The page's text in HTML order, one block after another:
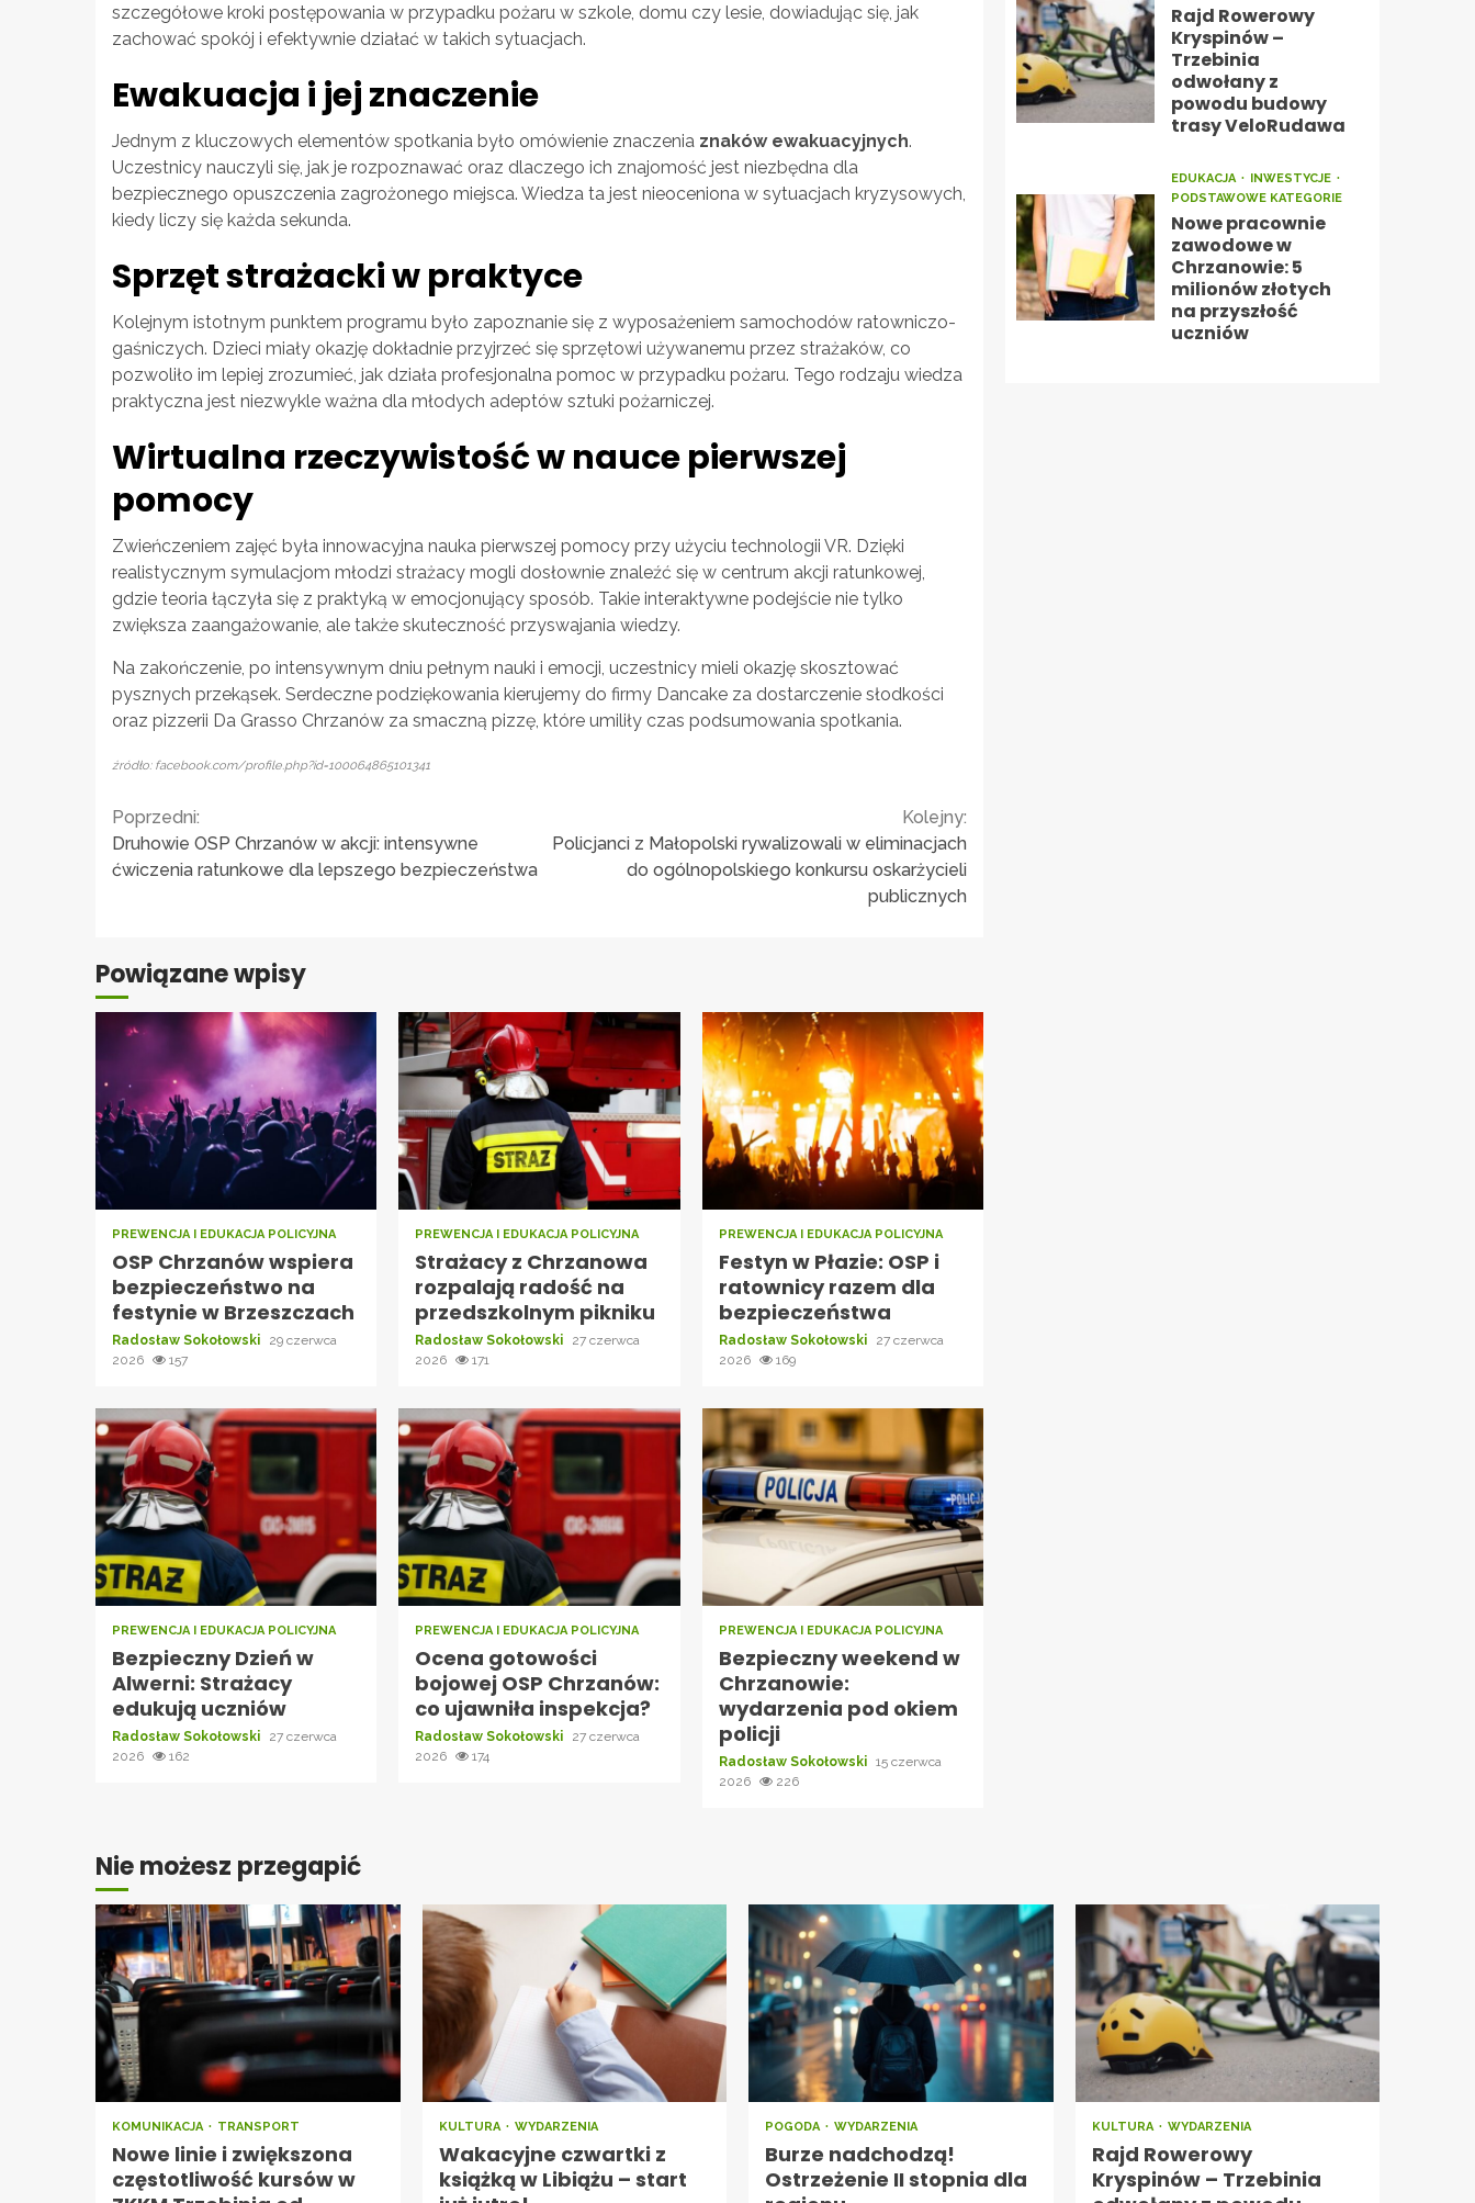
szczegółowe kroki postępowania w przypadku pożaru w szkole, domu czy lesie, dowiadując się, jak
zachować spokój i efektywnie działać w takich sytuacjach.
Ewakuacja i jej znaczenie
Jednym z kluczowych elementów spotkania było omówienie znaczenia znaków ewakuacyjnych.
Uczestnicy nauczyli się, jak je rozpoznawać oraz dlaczego ich znajomość jest niezbędna dla
bezpiecznego opuszczenia zagrożonego miejsca. Wiedza ta jest nieoceniona w sytuacjach kryzysowych,
kiedy liczy się każda sekunda.
Sprzęt strażacki w praktyce
Kolejnym istotnym punktem programu było zapoznanie się z wyposażeniem samochodów ratowniczo-
gaśniczych. Dzieci miały okazję dokładnie przyjrzeć się sprzętowi używanemu przez strażaków, co
pozwoliło im lepiej zrozumieć, jak działa profesjonalna pomoc w przypadku pożaru. Tego rodzaju wiedza
praktyczna jest niezwykle ważna dla młodych adeptów sztuki pożarniczej.
Wirtualna rzeczywistość w nauce pierwszej
pomocy
Zwieńczeniem zajęć była innowacyjna nauka pierwszej pomocy przy użyciu technologii VR. Dzięki
realistycznym symulacjom młodzi strażacy mogli dosłownie znaleźć się w centrum akcji ratunkowej,
gdzie teoria łączyła się z praktyką w emocjonujący sposób. Takie interaktywne podejście nie tylko
zwiększa zaangażowanie, ale także skuteczność przyswajania wiedzy.
Na zakończenie, po intensywnym dniu pełnym nauki i emocji, uczestnicy mieli okazję skosztować
pysznych przekąsek. Serdeczne podziękowania kierujemy do firmy Dancake za dostarczenie słodkości
oraz pizzerii Da Grasso Chrzanów za smaczną pizzę, które umiliły czas podsumowania spotkania.
źródło: facebook.com/profile.php?id=100064865101341
Continue
Reading
Poprzedni:
Druhowie OSP Chrzanów w akcji: intensywne
ćwiczenia ratunkowe dla lepszego bezpieczeństwa
Kolejny:
Policjanci z Małopolski rywalizowali w eliminacjach
do ogólnopolskiego konkursu oskarżycieli
publicznych
Powiązane wpisy
PREWENCJA I EDUKACJA POLICYJNA
OSP Chrzanów wspiera
bezpieczeństwo na
festynie w Brzeszczach
Radosław Sokołowski
29 czerwca
2026
157
PREWENCJA I EDUKACJA POLICYJNA
Strażacy z Chrzanowa
rozpalają radość na
przedszkolnym pikniku
Radosław Sokołowski
27 czerwca
2026
171
PREWENCJA I EDUKACJA POLICYJNA
Festyn w Płazie: OSP i
ratownicy razem dla
bezpieczeństwa
Radosław Sokołowski
27 czerwca
2026
169
PREWENCJA I EDUKACJA POLICYJNA
Bezpieczny Dzień w
Alwerni: Strażacy
edukują uczniów
Radosław Sokołowski
27 czerwca
2026
162
PREWENCJA I EDUKACJA POLICYJNA
Ocena gotowości
bojowej OSP Chrzanów:
co ujawniła inspekcja?
Radosław Sokołowski
27 czerwca
2026
174
PREWENCJA I EDUKACJA POLICYJNA
Bezpieczny weekend w
Chrzanowie:
wydarzenia pod okiem
policji
Radosław Sokołowski 15 czerwca
2026
226
Rajd Rowerowy
Kryspinów –
Trzebinia
odwołany z
powodu budowy
trasy VeloRudawa
EDUKACJA
INWESTYCJE
PODSTAWOWE KATEGORIE
Nowe pracownie
zawodowe w
Chrzanowie: 5
milionów złotych
na przyszłość
uczniów
Nie możesz przegapić
KOMUNIKACJA TRANSPORT
Nowe linie i zwiększona
częstotliwość kursów w
KULTURA WYDARZENIA
Wakacyjne czwartki z
książką w Libiążu – start
POGODA WYDARZENIA
Burze nadchodzą!
Ostrzeżenie II stopnia dla
KULTURA WYDARZENIA
Rajd Rowerowy
Kryspinów – Trzebinia